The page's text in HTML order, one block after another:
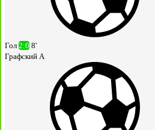
Гол 2:0 8'
Графский А